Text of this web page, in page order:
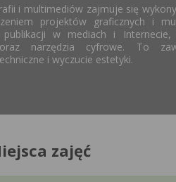
i multimediów zajmuje się
projektów graficznych i
w mediach i Internecie,
narzędzia cyfrowe. To
i wyczucie estetyki.
zajęć